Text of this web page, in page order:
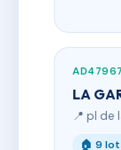
LA
📍 pl de
🏠 9